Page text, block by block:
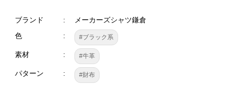
ブランド
メーカーズシャツ鎌倉
色
#ブラック系
素材 #牛革
パターン #財布